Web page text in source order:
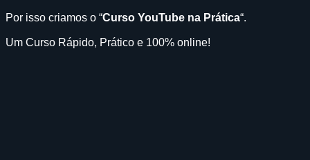
Por isso criamos o “Curso YouTube na Prática“.
Um Curso Rápido, Prático e 100% online!